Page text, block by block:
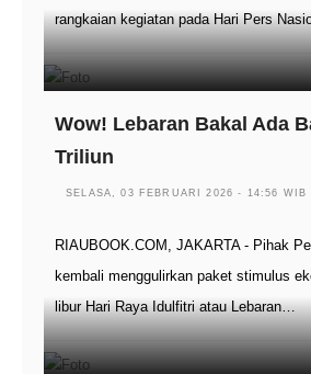
rangkaian kegiatan pada Hari Pers
Wow! Lebaran Bakal Ada
Triliun
SELASA, 03 FEBRUARI 2026 - 14:56 WIB
RIAUBOOK.COM, JAKARTA - Pihak
kembali menggulirkan paket stimulus
libur Hari Raya Idulfitri atau Lebaran…